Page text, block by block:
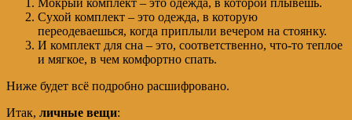
Мокрый комплект – это одежда, в которой плывешь.
Сухой комплект – это одежда, в которую
переодеваешься, когда приплыли вечером на стоянку.
И комплект для сна – это, соответственно, что-то теплое
и мягкое, в чем комфортно спать.
Ниже будет всё подробно расшифровано.
Итак, личные вещи: